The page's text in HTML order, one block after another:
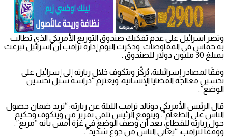
وتصر اسرائيل على عدم تفكيك صندوق التوزيع الأمريكي الذي تطالب
به حماس في المفاوضات. وذكرت اليوم إدارة ترامب أن اسرائيل تبرعت
بمبلغ 30 مليون دولار للصندوق .
وفقًا لمصادر إسرائيلية، يُركّز ويتكوف خلال زيارته إلى إسرائيل على
تحسين معالجة القضايا الإنسانية، ويعتزم “دراسة سبل تحسين
الوضع”.
قال الرئيس الأمريكي دونالد ترامب الليلة عن زيارته: “نريد ضمان حصول
الناس على الطعام”. ويتوقع الرئيس تلقي تقرير من ويتكوف وحكيم
حول زيارته للقطاع، بعد أن وصف الوضع في غزة أمس بأنه “مريع”.
ووفقًا لترامب، “يعاني الناس من جوع شديد”.